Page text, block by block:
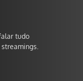
tudo